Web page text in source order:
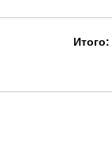
Итого: